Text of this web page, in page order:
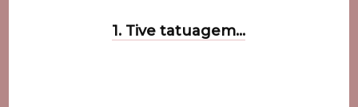
1. Tive tatuagem…